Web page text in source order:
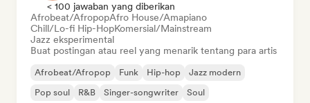
< 100 jawaban yang diberikan
Afrobeat/AfropopAfro House/Amapiano
Chill/Lo-fi Hip-HopKomersial/Mainstream
Jazz eksperimental
Buat postingan atau reel yang menarik tentang para artis
Afrobeat/Afropop Funk Hip-hop
Jazz modern
Pop soul
R&B Singer-songwriter Soul